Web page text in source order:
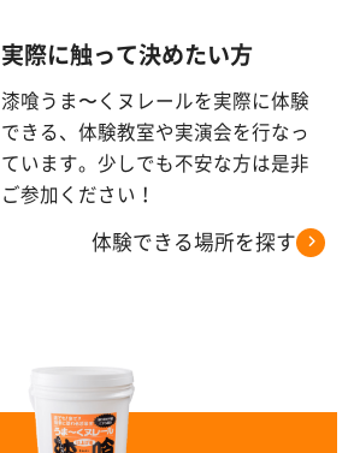
実際に触って決めたい方
漆喰うま〜くヌレールを実際に体験
できる、体験教室や実演会を行なっ
ています。少しでも不安な方は是非
ご参加ください！
体験できる場所を探す